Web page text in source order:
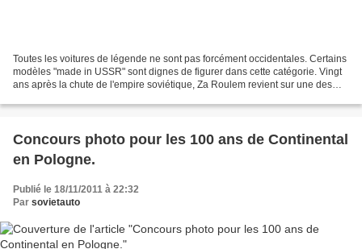
Toutes les voitures de légende ne sont pas forcément occidentales. Certains
modèles "made in USSR" sont dignes de figurer dans cette catégorie. Vingt
ans après la chute de l'empire soviétique, Za Roulem revient sur une des
Concours photo pour les 100 ans de Continental
en Pologne.
Publié le 18/11/2011 à 22:32
Par sovietauto